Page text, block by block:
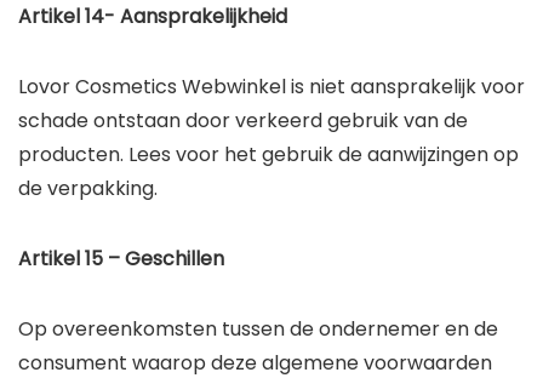
Artikel 14- Aansprakelijkheid
Lovor Cosmetics Webwinkel is niet aansprakelijk voor
schade ontstaan door verkeerd gebruik van de
producten. Lees voor het gebruik de aanwijzingen op
de verpakking.
Artikel 15 – Geschillen
Op overeenkomsten tussen de ondernemer en de
consument waarop deze algemene voorwaarden